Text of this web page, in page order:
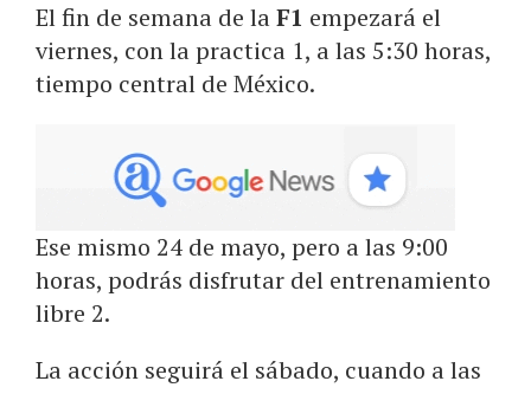
El fin de semana de laF1 empezará el
viernes, con la practica 1, a las 5:30 horas,
tiempo central de México.
Ese mismo 24 de mayo, pero a las 9:00
horas, podrás disfrutar del entrenamiento
libre 2.
La acción seguirá el sábado, cuando a las